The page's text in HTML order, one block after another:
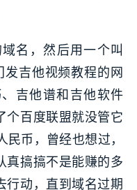
名，然后用一个叫
发吉他视频教程的网
吉他谱和吉他软件
个百度联盟就没管它
币，曾经也想过，
真搞搞不是能赚的多
行动，直到域名过期